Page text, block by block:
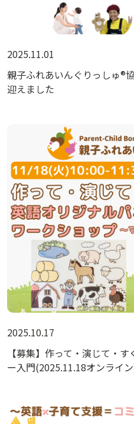
2025.11.01
親子ふれあいんぐりっしゅ®
迎えました
2025.10.17
【募集】作って・演じて・
ー入門(2025.11.18オンライ